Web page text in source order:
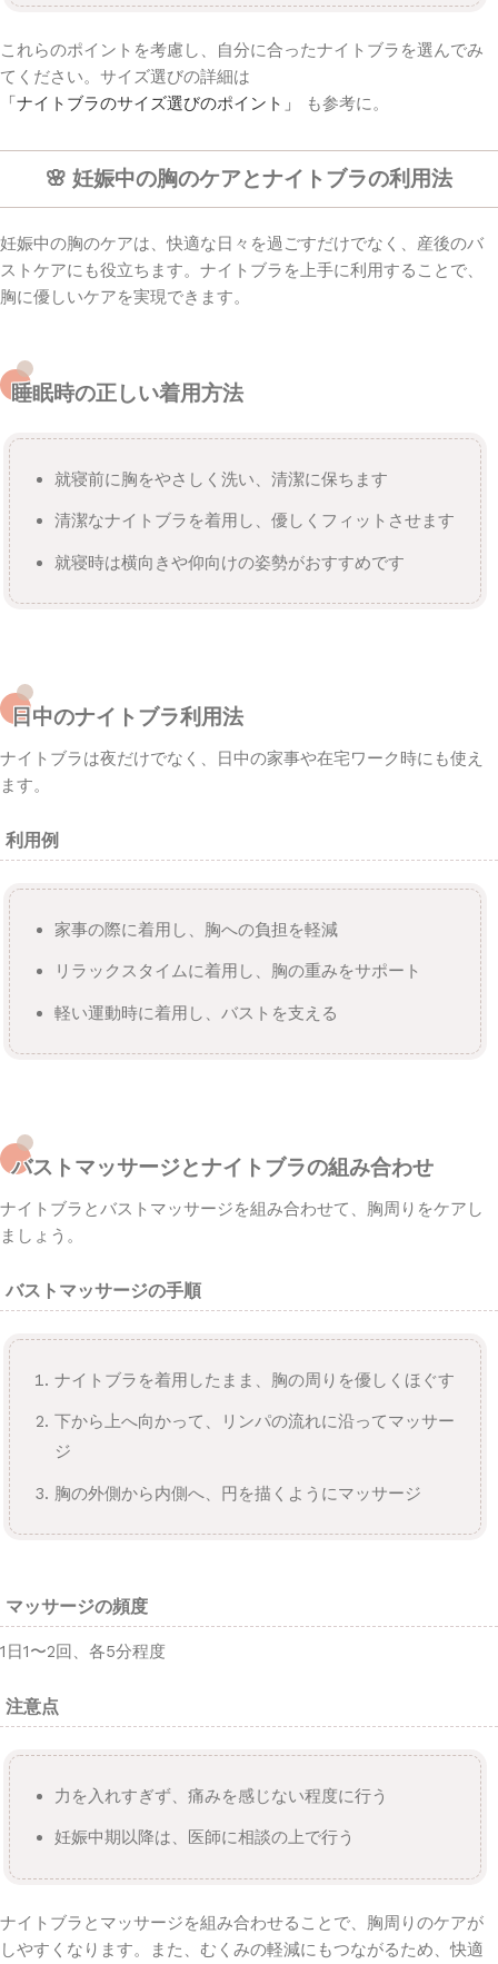
これらのポイントを考慮し、自分に合ったナイトブラを選んでみ
てください。サイズ選びの詳細は
「ナイトブラのサイズ選びのポイント」
も参考に。
🌸 妊娠中の胸のケアとナイトブラの利用法
妊娠中の胸のケアは、快適な日々を過ごすだけでなく、産後のバ
ストケアにも役立ちます。ナイトブラを上手に利用することで、
胸に優しいケアを実現できます。
睡眠時の正しい着用方法
就寝前に胸をやさしく洗い、清潔に保ちます
清潔なナイトブラを着用し、優しくフィットさせます
就寝時は横向きや仰向けの姿勢がおすすめです
日中のナイトブラ利用法
ナイトブラは夜だけでなく、日中の家事や在宅ワーク時にも使え
ます。
利用例
家事の際に着用し、胸への負担を軽減
リラックスタイムに着用し、胸の重みをサポート
軽い運動時に着用し、バストを支える
バストマッサージとナイトブラの組み合わせ
ナイトブラとバストマッサージを組み合わせて、胸周りをケアし
ましょう。
バストマッサージの手順
ナイトブラを着用したまま、胸の周りを優しくほぐす
下から上へ向かって、リンパの流れに沿ってマッサー
ジ
胸の外側から内側へ、円を描くようにマッサージ
マッサージの頻度
1日1〜2回、各5分程度
注意点
力を入れすぎず、痛みを感じない程度に行う
妊娠中期以降は、医師に相談の上で行う
ナイトブラとマッサージを組み合わせることで、胸周りのケアが
しやすくなります。また、むくみの軽減にもつながるため、快適